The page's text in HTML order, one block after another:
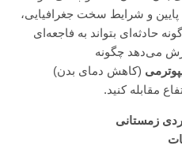
و شرایط سخت جغرافیایی،
حادثه‌ای بتواند به فاجعه‌ای
می‌دهد چگونه
(کاهش دمای بدن)
مقابله کنید.
زمستانی